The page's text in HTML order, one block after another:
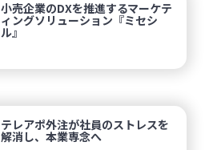
小売企業のDXを推進するマーケテ
ィングソリューション『ミセシ
ル』
テレアポ外注が社員のストレスを
解消し、本業専念へ